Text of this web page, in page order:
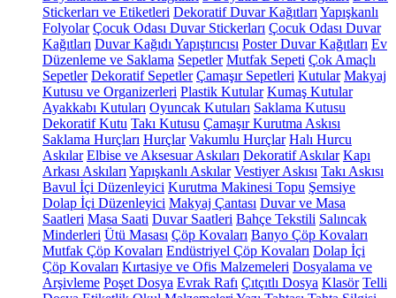
Stickerları ve Etiketleri Dekoratif Duvar Kağıtları Yapışkanlı
Folyolar Çocuk Odası Duvar Stickerları Çocuk Odası Duvar
Kağıtları Duvar Kağıdı Yapıştırıcısı Poster Duvar Kağıtları Ev
Düzenleme ve Saklama Sepetler Mutfak Sepeti Çok Amaçlı
Sepetler Dekoratif Sepetler Çamaşır Sepetleri Kutular Makyaj
Kutusu ve Organizerleri Plastik Kutular Kumaş Kutular
Ayakkabı Kutuları Oyuncak Kutuları Saklama Kutusu
Dekoratif Kutu Takı Kutusu Çamaşır Kurutma Askısı
Saklama Hurçları Hurçlar Vakumlu Hurçlar Halı Hurcu
Askılar Elbise ve Aksesuar Askıları Dekoratif Askılar Kapı
Arkası Askıları Yapışkanlı Askılar Vestiyer Askısı Takı Askısı
Bavul İçi Düzenleyici Kurutma Makinesi Topu Şemsiye
Dolap İçi Düzenleyici Makyaj Çantası Duvar ve Masa
Saatleri Masa Saati Duvar Saatleri Bahçe Tekstili Salıncak
Minderleri Ütü Masası Çöp Kovaları Banyo Çöp Kovaları
Mutfak Çöp Kovaları Endüstriyel Çöp Kovaları Dolap İçi
Çöp Kovaları Kırtasiye ve Ofis Malzemeleri Dosyalama ve
Arşivleme Poşet Dosya Evrak Rafı Çıtçıtlı Dosya Klasör Telli